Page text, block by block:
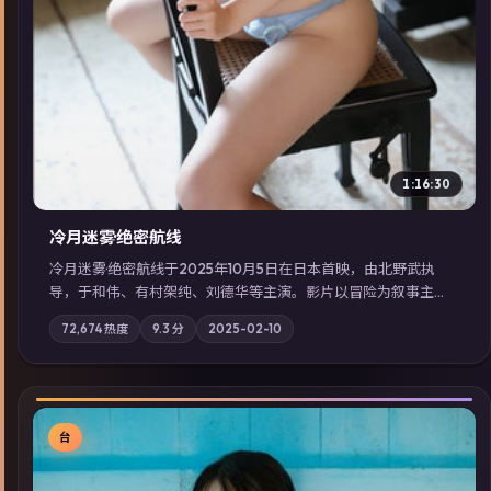
1:16:30
冷月迷雾·绝密航线
冷月迷雾·绝密航线于2025年10月5日在日本首映，由北野武执
导，于和伟、有村架纯、刘德华等主演。影片以冒险为叙事主
轴，记忆碎片重组后，主角发现自己从未活过“真实”的一天；摄
影与配乐强化地域气质；站内亦可通过「国产免费观看高清电视
剧在线看」延展检索同类型高分佳作，畅享高清在线追剧体验。
72,674热度 9.3 分 2025-02-10
台